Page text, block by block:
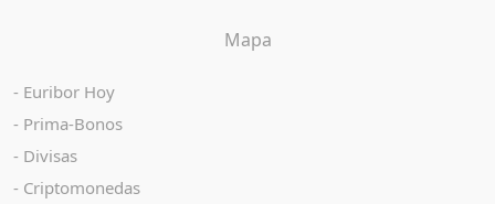
Mapa
Euribor Hoy
Prima-Bonos
Divisas
Criptomonedas